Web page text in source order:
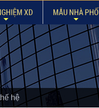
XD MẪU NHÀ PHỐ
hệ